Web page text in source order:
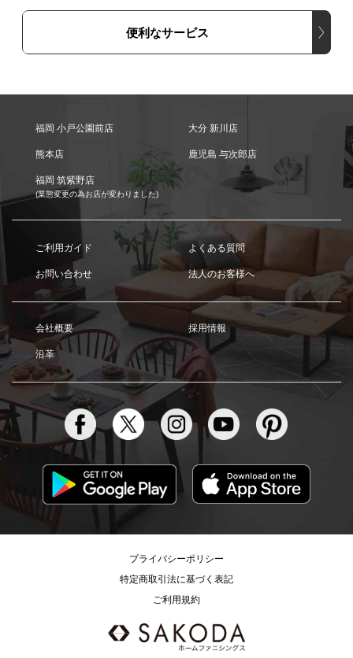
便利なサービス
福岡 小戸公園前店 大分 新川店
熊本店 鹿児島 与次郎店
福岡 筑紫野店
(業態変更の為お店が変わりました)
ご利用ガイド よくある質問
お問い合わせ 法人のお客様へ
会社概要 採用情報
沿革
プライバシーポリシー
特定商取引法に基づく表記
ご利用規約